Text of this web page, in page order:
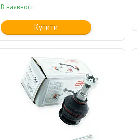
В наявності
Купити